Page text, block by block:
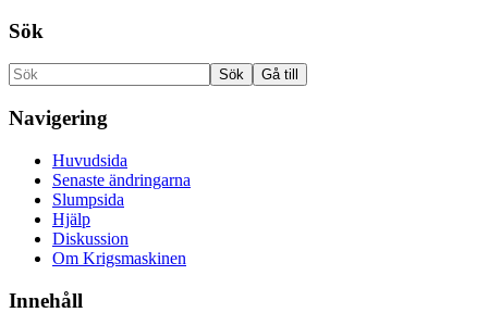
Sök
Navigering
Huvudsida
Senaste ändringarna
Slumpsida
Hjälp
Diskussion
Om Krigsmaskinen
Innehåll